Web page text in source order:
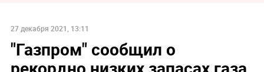
27 декабря 2021, 13:11
"Газпром" сообщил о